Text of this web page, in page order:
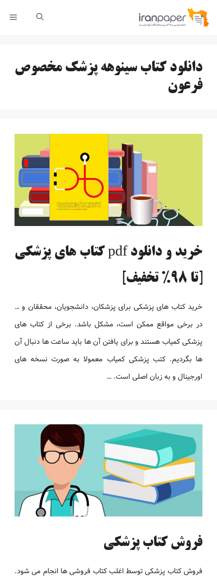
پرش
دانلود کتاب سینوهه پزشک مخصوص
فرعون
خرید و دانلود pdf کتاب های پزشکی
[تا 98% تخفیف]
خرید کتاب های پزشکی برای پزشکان، دانشجویان، محققان و …
در برخی مواقع ممکن است، مشکل باشد. برخی از کتاب های
پزشکی کمیاب هستند و برای یافتن آن ها باید ساعت ها دنبال آن
ها بگردیم. کتب پزشکی کمیاب معمولا به صورت نسخه های
اورجینال و به زبان اصلی است. …
فروش کتاب پزشکی
فروش کتاب پزشکی توسط اغلب کتاب فروشی ها انجام می شود.